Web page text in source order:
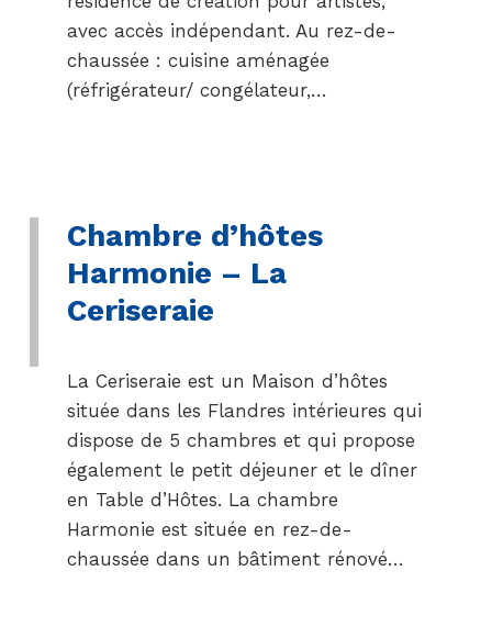
avec accès indépendant. Au rez-de-
chaussée : cuisine aménagée
(réfrigérateur/ congélateur,…
Chambre d’hôtes
Harmonie – La
Ceriseraie
La Ceriseraie est un Maison d’hôtes
située dans les Flandres intérieures qui
dispose de 5 chambres et qui propose
également le petit déjeuner et le dîner
en Table d’Hôtes. La chambre
Harmonie est située en rez-de-
chaussée dans un bâtiment rénové…